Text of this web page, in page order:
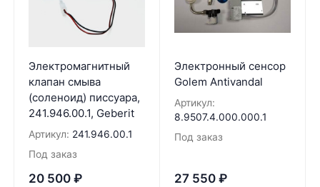
Электромагнитный
клапан смыва
(соленоид) писсуара,
241.946.00.1, Geberit
Артикул: 241.946.00.1
Под заказ
20 500 ₽
Электронный сенсор
Golem Antivandal
Артикул:
8.9507.4.000.000.1
Под заказ
27 550 ₽